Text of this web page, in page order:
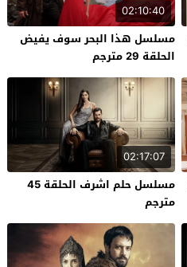
02:10:40
مسلسل هذا البحر سوف يفيض
الحلقة 29 مترجم
02:17:07
مسلسل حلم اشرف الحلقة 45
مترجم